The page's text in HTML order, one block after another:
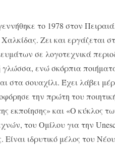
το 1978 στον
Ζει και εργάζεται
σε λογοτεχνικά
γλώσσα, ενώ σκόρπια
στα σουαχίλι. Έχει λάβει
την πρώτη του
εκποίησης» και «Ο κύκλος
του Ομίλου για την
Είναι ιδρυτικό μέλος του